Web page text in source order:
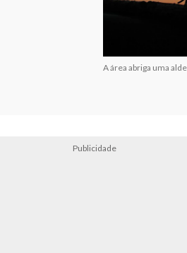
A área abriga uma
Publicidade